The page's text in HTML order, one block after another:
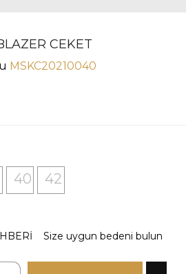
CEKET
MSKC20210040
40 42
Size uygun bedeni bulun